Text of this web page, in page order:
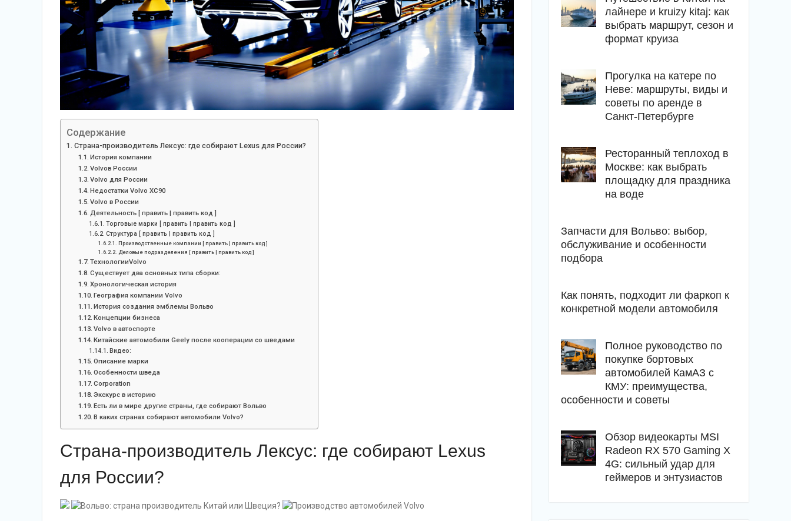
Содержание
Страна-производитель Лексус: где собирают Lexus для России?
История компании
Volvoв России
Volvo для России
Недостатки Volvo XC90
Volvo в России
Деятельность [ править | править код ]
Торговые марки [ править | править код ]
Структура [ править | править код ]
Производственные компании [ править | править код ]
Деловые подразделения [ править | править код ]
ТехнологииVolvo
Существует два основных типа сборки:
Хронологическая история
География компании Volvo
История создания эмблемы Вольво
Концепции бизнеса
Volvo в автоспорте
Китайские автомобили Geely после кооперации со шведами
Видео:
Описание марки
Особенности шведа
Corporation
Экскурс в историю
Есть ли в мире другие страны, где собирают Вольво
В каких странах собирают автомобили Volvo?
Страна-производитель Лексус: где собирают Lexus
для России?
лайнере и kruizy kitaj: как
выбрать маршрут, сезон и
формат круиза
Прогулка на катере по
Неве: маршруты, виды и
советы по аренде в
Санкт-Петербурге
Ресторанный теплоход в
Москве: как выбрать
площадку для праздника
на воде
Запчасти для Вольво: выбор,
обслуживание и особенности
подбора
Как понять, подходит ли фаркоп к
конкретной модели автомобиля
Полное руководство по
покупке бортовых
автомобилей КамАЗ с
КМУ: преимущества,
особенности и советы
Обзор видеокарты MSI
Radeon RX 570 Gaming X
4G: сильный удар для
геймеров и энтузиастов